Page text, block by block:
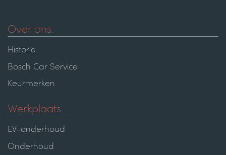
Over ons.
Historie
Bosch Car Service
Keurmerken
Werkplaats.
EV-onderhoud
Onderhoud